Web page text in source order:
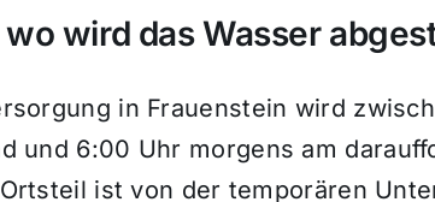
wird das Wasser
in Frauenstein wird
und 6:00 Uhr morgens am
ist von der temporären